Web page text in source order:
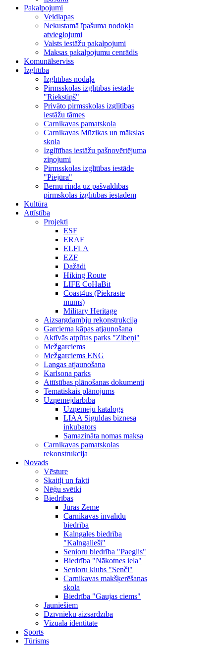
Pakalpojumi
Veidlapas
Nekustamā īpašuma nodokļa
atvieglojumi
Valsts iestāžu pakalpojumi
Maksas pakalpojumu cenrādis
Komunālserviss
Izglītība
Izglītības nodaļa
Pirmsskolas izglītības iestāde
"Riekstiņš"
Privāto pirmsskolas izglītības
iestāžu tāmes
Carnikavas pamatskola
Carnikavas Mūzikas un mākslas
skola
Izglītības iestāžu pašnovērtējuma
ziņojumi
Pirmsskolas izglītības iestāde
"Piejūra"
Bērnu rinda uz pašvaldības
pirmskolas izglītības iestādēm
Kultūra
Attīstība
Projekti
ESF
ERAF
ELFLA
EZF
Dažādi
Hiking Route
LIFE CoHaBit
Coast4us (Piekraste
mums)
Military Heritage
Aizsargdambju rekonstrukcija
Garciema kāpas atjaunošana
Aktīvās atpūtas parks "Zibeņi"
Mežgarciems
Mežgarciems ENG
Langas atjaunošana
Karlsona parks
Attīstības plānošanas dokumenti
Tematiskais plānojums
Uzņēmējdarbība
Uzņēmēju katalogs
LIAA Siguldas biznesa
inkubators
Samazināta nomas maksa
Carnikavas pamatskolas
rekonstrukcija
Novads
Vēsture
Skaitļi un fakti
Nēģu svētki
Biedrības
Jūras Zeme
Carnikavas invalīdu
biedrība
Kalngales biedrība
"Kalngalieši"
Senioru biedrība "Paeglis"
Biedrība "Nākotnes iela"
Senioru klubs "Senči"
Carnikavas makšķerēšanas
skola
Biedrība "Gaujas ciems"
Jauniešiem
Dzīvnieku aizsardzība
Vizuālā identitāte
Sports
Tūrisms